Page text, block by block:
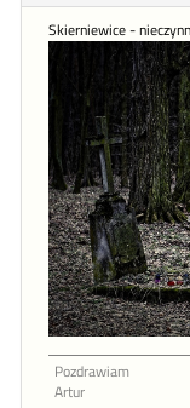
Skierniewice -
Pozdrawiam
Artur